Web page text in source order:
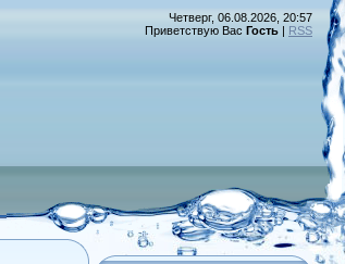
Четверг, 06.08.2026, 20:57
Приветствую Вас Гость | RSS